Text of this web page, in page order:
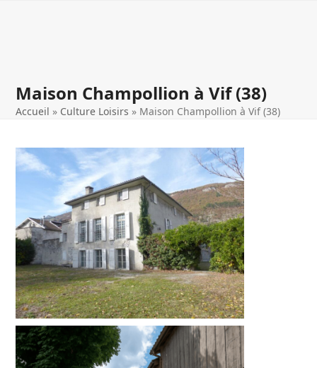
Maison Champollion à Vif (38)
Accueil » Culture Loisirs » Maison Champollion à Vif (38)